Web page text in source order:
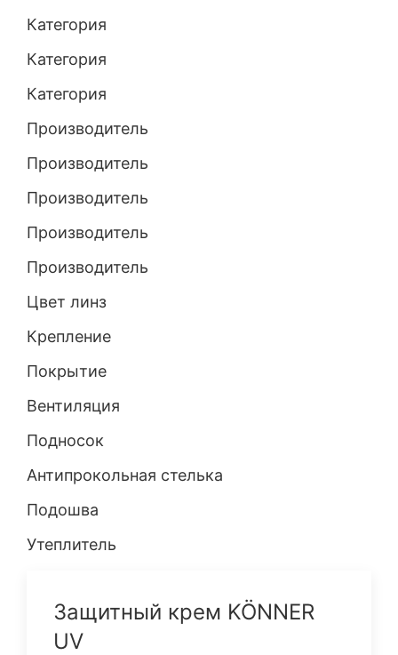
Категория
Категория
Категория
Производитель
Производитель
Производитель
Производитель
Производитель
Цвет линз
Крепление
Покрытие
Вентиляция
Подносок
Антипрокольная стелька
Подошва
Утеплитель
Защитный крем KÖNNER
UV